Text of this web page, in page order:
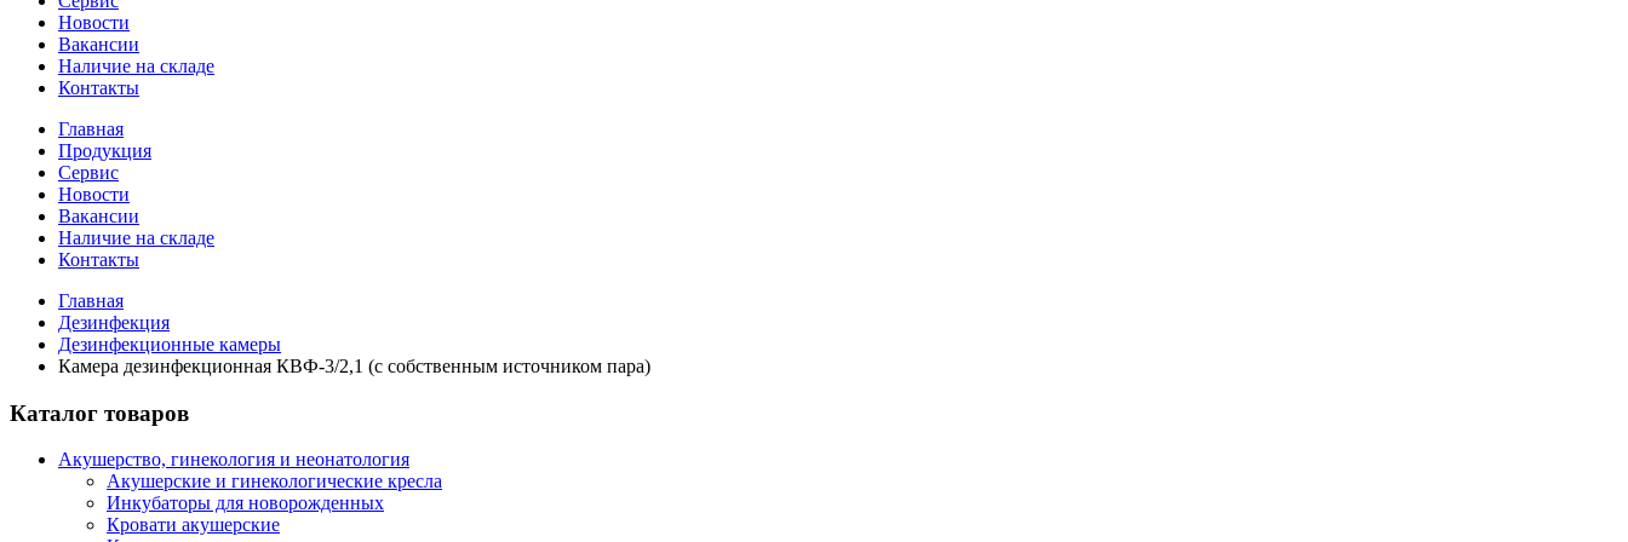
Новости
Вакансии
Наличие на складе
Контакты
Главная
Продукция
Сервис
Новости
Вакансии
Наличие на складе
Контакты
Главная
Дезинфекция
Дезинфекционные камеры
Камера дезинфекционная КВФ-3/2,1 (с собственным источником пара)
Каталог товаров
Акушерство, гинекология и неонатология
Акушерские и гинекологические креслa
Инкубаторы для новорожденных
Кровати акушерские